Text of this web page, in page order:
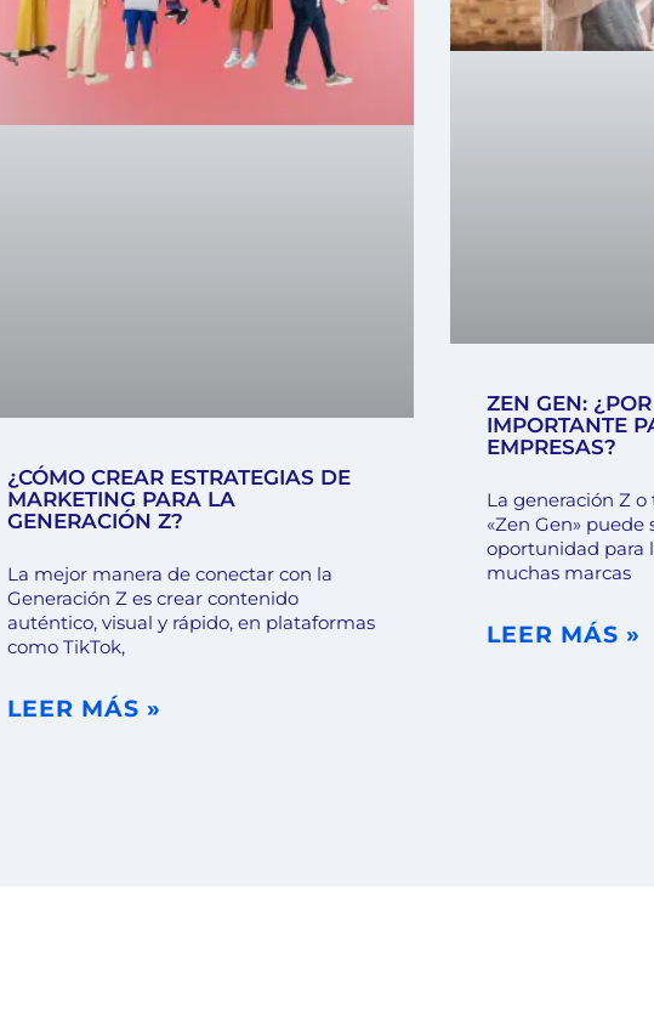
¿CÓMO CREAR ESTRATEGIAS DE
MARKETING PARA LA
GENERACIÓN Z?
La mejor manera de conectar con la
Generación Z es crear contenido
auténtico, visual y rápido, en plataformas
como TikTok,
LEER MÁS »
ZEN GEN:
IMPORTANTE
EMPRESAS?
La generación Z
«Zen Gen» puede
oportunidad para
muchas marcas
LEER MÁS »